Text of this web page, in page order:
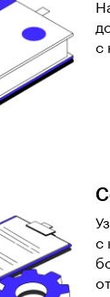
с
с